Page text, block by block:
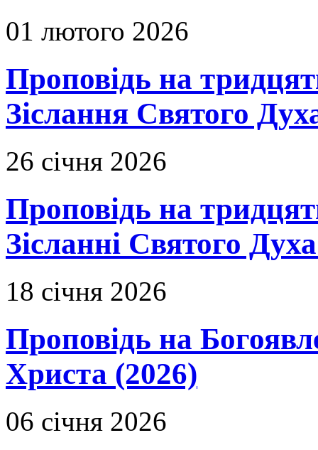
01 лютого 2026
Проповідь на
Зіслання Святого
26 січня 2026
Проповідь на
Зісланні Святого
18 січня 2026
Проповідь на
Христа (2026)
06 січня 2026